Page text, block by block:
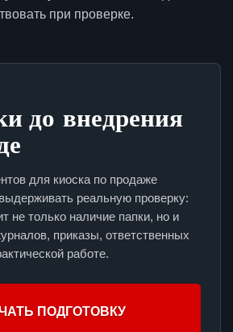
при проверке.
до внедрения
для киоска по продаже
реальную проверку:
не только наличие папки, но и
приказы, ответственных
работе.
ПОДГОТОВКУ